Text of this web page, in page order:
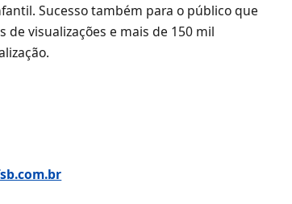
Sucesso também para o público que
visualizações e mais de 150 mil